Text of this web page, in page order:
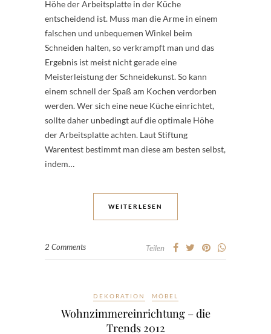
Höhe der Arbeitsplatte in der Küche
entscheidend ist. Muss man die Arme in einem
falschen und unbequemen Winkel beim
Schneiden halten, so verkrampft man und das
Ergebnis ist meist nicht gerade eine
Meisterleistung der Schneidekunst. So kann
einem schnell der Spaß am Kochen verdorben
werden. Wer sich eine neue Küche einrichtet,
sollte daher unbedingt auf die optimale Höhe
der Arbeitsplatte achten. Laut Stiftung
Warentest bestimmt man diese am besten selbst,
indem…
WEITERLESEN
2 Comments Teilen
DEKORATION MÖBEL
Wohnzimmereinrichtung – die
Trends 2012